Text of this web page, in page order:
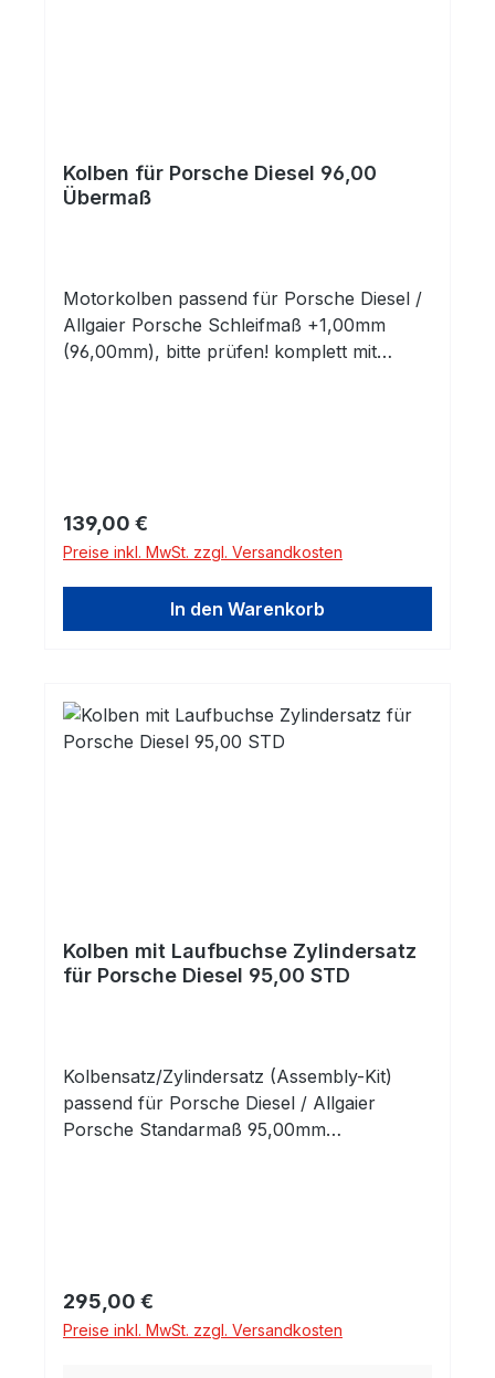
Kolben für Porsche Diesel 96,00
Übermaß
Motorkolben passend für Porsche Diesel /
Allgaier Porsche Schleifmaß +1,00mm
(96,00mm), bitte prüfen! komplett mit
Regulärer Preis:
139,00 €
Preise inkl. MwSt. zzgl. Versandkosten
In den Warenkorb
Kolben mit Laufbuchse Zylindersatz
für Porsche Diesel 95,00 STD
Kolbensatz/Zylindersatz (Assembly-Kit)
passend für Porsche Diesel / Allgaier
Porsche Standarmaß 95,00mm
Regulärer Preis:
295,00 €
Preise inkl. MwSt. zzgl. Versandkosten